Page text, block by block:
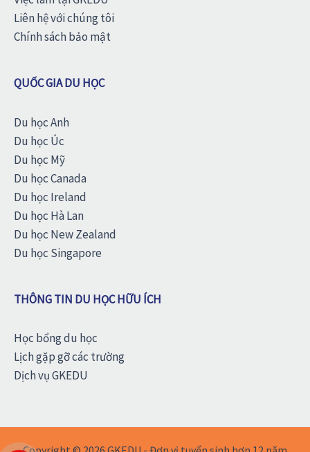
Liên hệ với chúng tôi
Chính sách bảo mật
QUỐC GIA DU HỌC
Du học Anh
Du học Úc
Du học Mỹ
Du học Canada
Du học Ireland
Du học Hà Lan
Du học New Zealand
Du học Singapore
THÔNG TIN DU HỌC HỮU ÍCH
Học bổng du học
Lịch gặp gỡ các trường
Dịch vụ GKEDU